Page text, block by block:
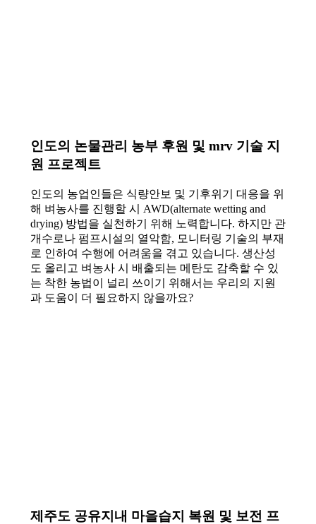
인도의 논물관리 농부 후원 및 mrv 기술 지
원 프로젝트
인도의 농업인들은 식량안보 및 기후위기 대응을 위
해 벼농사를 진행할 시 AWD(alternate wetting and
drying) 방법을 실천하기 위해 노력합니다. 하지만 관
개수로나 펌프시설의 열악함, 모니터링 기술의 부재
로 인하여 수행에 어려움을 겪고 있습니다. 생산성
도 올리고 벼농사 시 배출되는 메탄도 감축할 수 있
는 착한 농법이 널리 쓰이기 위해서는 우리의 지원
과 도움이 더 필요하지 않을까요?
제주도 공유지내 마을습지 복원 및 보전 프